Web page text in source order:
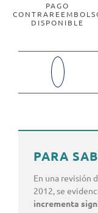
PAGO
DISPONIBLE
PARA
En una revisión
2012, se
incrementa